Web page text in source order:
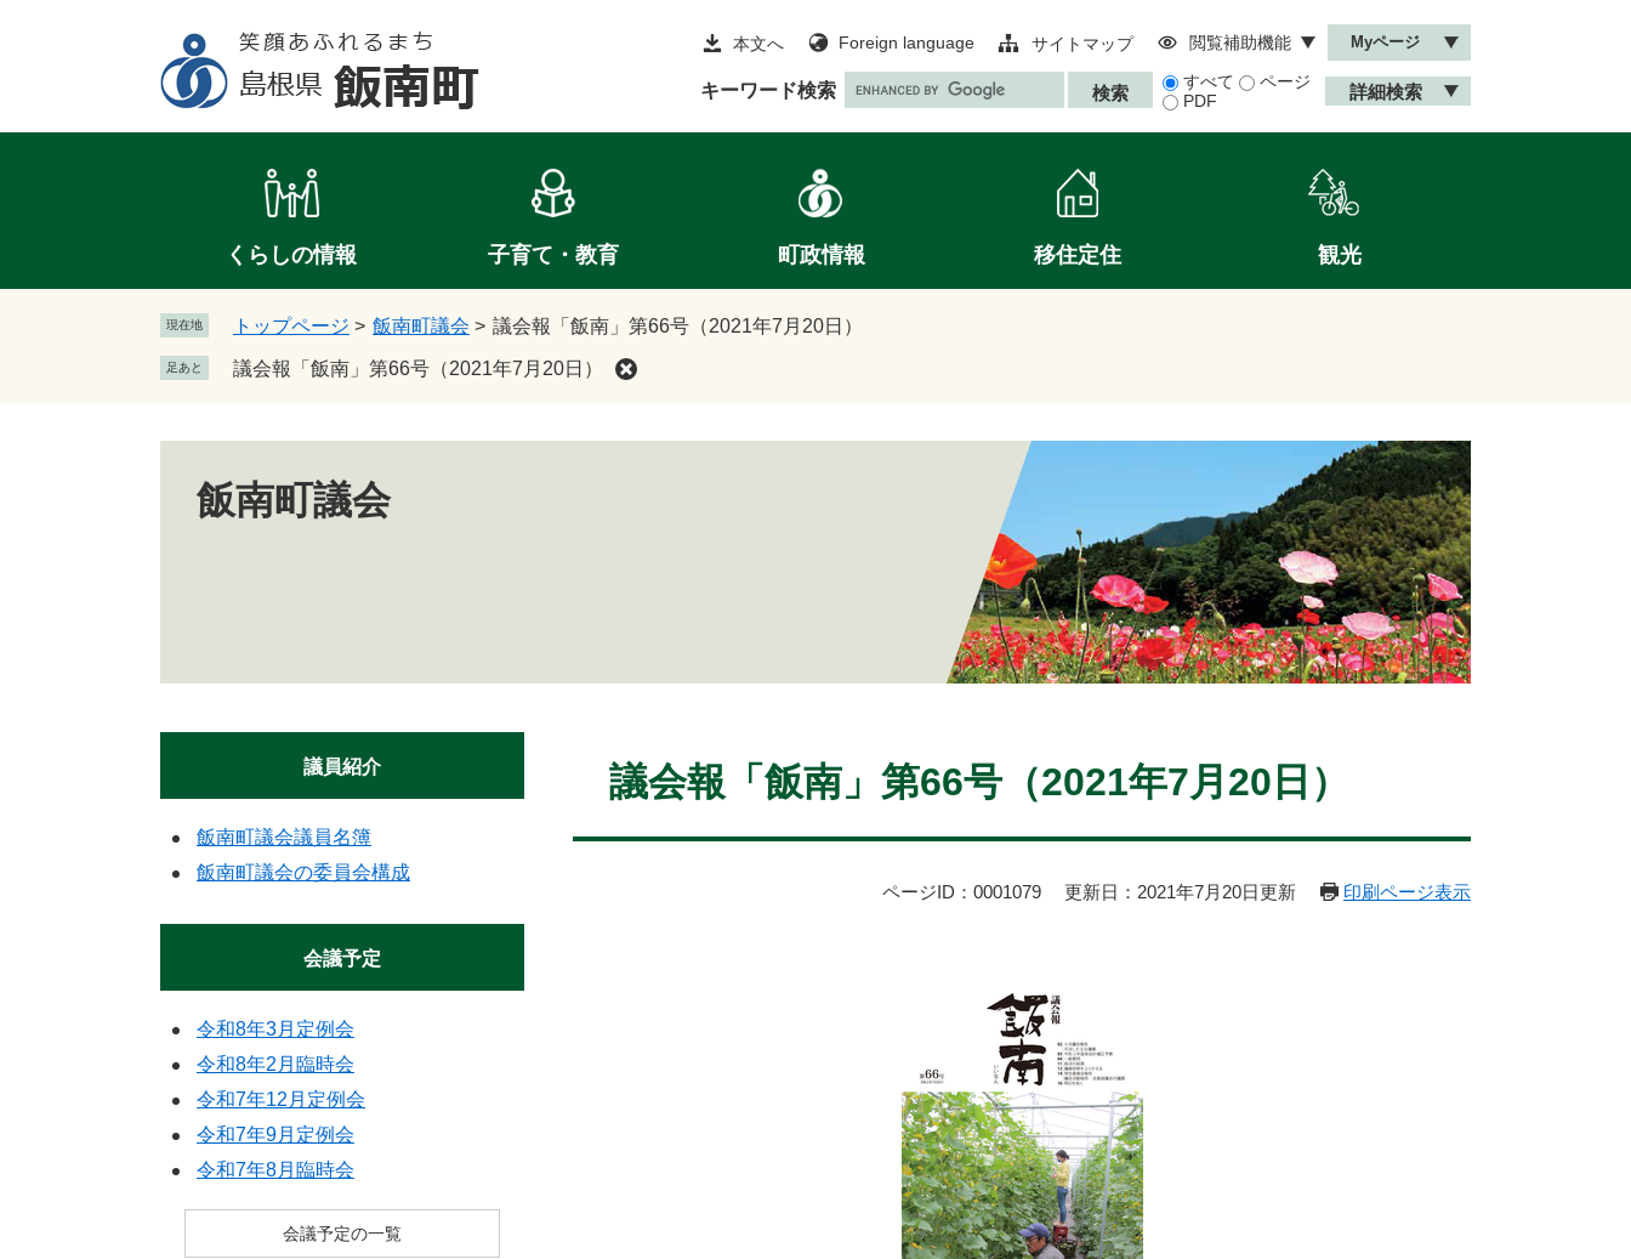
先
を
本文へ Foreign language サイトマップ 閲覧補助機能 Myページ
キーワード検索
o
l
カ
ス
タ
すべて
ページ
PDF
詳細検索
くらしの情報 子育て・教育 町政情報 移住定住 観光
現在地 トップページ > 飯南町議会 > 議会報「飯南」第66号（2021年7月20日）
足あと 議会報「飯南」第66号（2021年7月20日）
飯南町議会
議会報「飯南」第66号（2021年7月20日）
ページID：0001079 更新日：2021年7月20日更新 印刷ページ表示
議員紹介
飯南町議会議員名簿
飯南町議会の委員会構成
会議予定
令和8年3月定例会
令和8年2月臨時会
令和7年12月定例会
令和7年9月定例会
令和7年8月臨時会
会議予定の一覧